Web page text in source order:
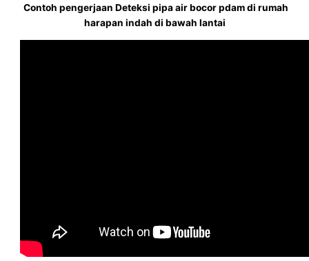
Contoh pengerjaan Deteksi pipa air bocor pdam di rumah
harapan indah di bawah lantai